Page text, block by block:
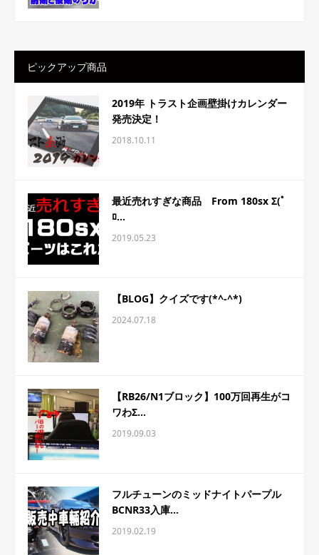
ピックアップ商品
2019年 トラスト企画壁掛けカレンダー
発売決定！
2018.10.11
最近売れすぎな商品 From 180sx Σ(ﾟ
ﾛ...
2019.05.23
【BLOG】クイズです(*^-^*)
2024.07.18
【RB26/N1ブロック】100万回再生がコ
ワわΣ...
2019.09.03
フルチューンのミッドナイトパープル
BCNR33入庫...
2019.02.19